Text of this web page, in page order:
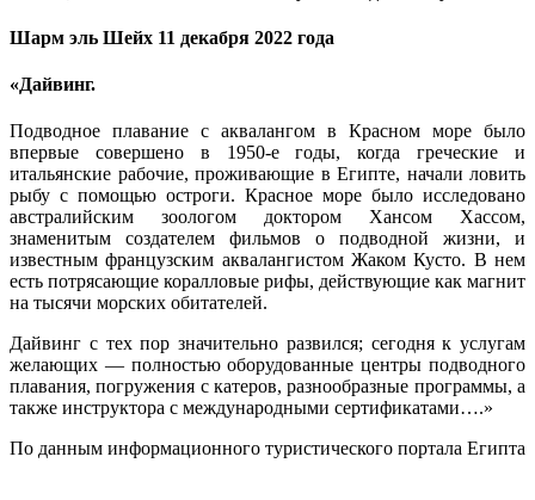
Шарм эль Шейх 11 декабря 2022 года
«Дайвинг.
Подводное плавание с аквалангом в Красном море было
впервые совершено в 1950-е годы, когда греческие и
итальянские рабочие, проживающие в Египте, начали ловить
рыбу с помощью остроги. Красное море было исследовано
австралийским зоологом доктором Хансом Хассом,
знаменитым создателем фильмов о подводной жизни, и
известным французским аквалангистом Жаком Кусто. В нем
есть потрясающие коралловые рифы, действующие как магнит
на тысячи морских обитателей.
Дайвинг с тех пор значительно развился; сегодня к услугам
желающих — полностью оборудованные центры подводного
плавания, погружения с катеров, разнообразные программы, а
также инструктора с международными сертификатами….»
По данным информационного туристического портала Египта